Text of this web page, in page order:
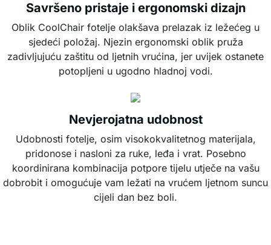
Savršeno pristaje i ergonomski dizajn
Oblik CoolChair fotelje olakšava prelazak iz ležećeg u
sjedeći položaj. Njezin ergonomski oblik pruža
zadivljujuću zaštitu od ljetnih vrućina, jer uvijek ostanete
potopljeni u ugodno hladnoj vodi.
Nevjerojatna udobnost
Udobnosti fotelje, osim visokokvalitetnog materijala,
pridonose i nasloni za ruke, leđa i vrat. Posebno
koordinirana kombinacija potpore tijelu utječe na vašu
dobrobit i omogućuje vam ležati na vrućem ljetnom suncu
cijeli dan bez boli.